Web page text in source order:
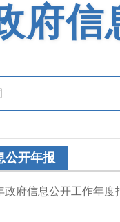
府信
公开年报
府信息公开工作年度